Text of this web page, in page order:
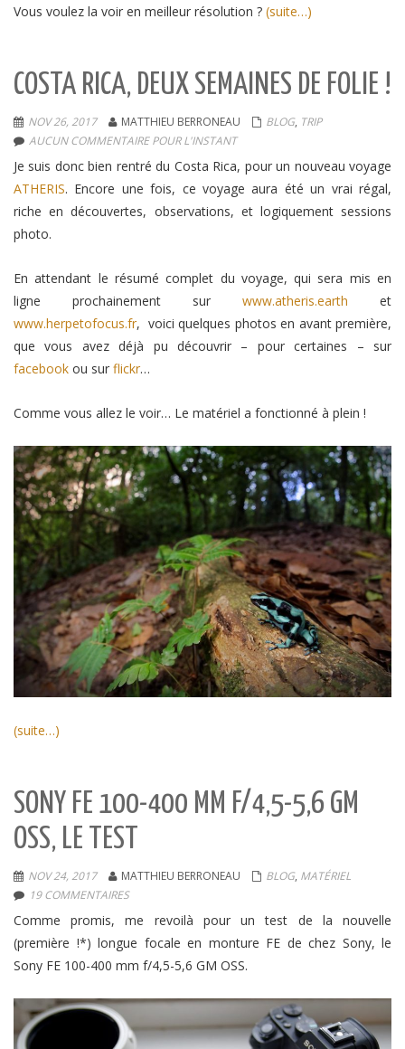
Vous voulez la voir en meilleur résolution ? (suite…)
COSTA RICA, DEUX SEMAINES DE FOLIE !
NOV 26, 2017 MATTHIEU BERRONEAU BLOG, TRIP
AUCUN COMMENTAIRE POUR L'INSTANT
Je suis donc bien rentré du Costa Rica, pour un nouveau voyage
ATHERIS. Encore une fois, ce voyage aura été un vrai régal,
riche en découvertes, observations, et logiquement sessions
photo.
En attendant le résumé complet du voyage, qui sera mis en
ligne prochainement sur www.atheris.earth et
www.herpetofocus.fr, voici quelques photos en avant première,
que vous avez déjà pu découvrir – pour certaines – sur
facebook ou sur flickr…
Comme vous allez le voir… Le matériel a fonctionné à plein !
(suite…)
SONY FE 100-400 MM F/4,5-5,6 GM
OSS, LE TEST
NOV 24, 2017 MATTHIEU BERRONEAU BLOG, MATÉRIEL
19 COMMENTAIRES
Comme promis, me revoilà pour un test de la nouvelle
(première !*) longue focale en monture FE de chez Sony, le
Sony FE 100-400 mm f/4,5-5,6 GM OSS.